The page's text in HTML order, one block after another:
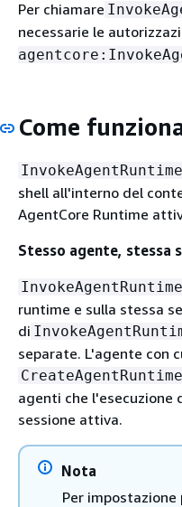
Per chiamare
necessarie le
Come
shell all'interno del
AgentCore Runtime
Stesso agente, stessa
runtime e sulla stessa
di
separate. L'agente con
CreateAgentRuntime
agenti che l'esecuzione
sessione attiva.
Nota
Per